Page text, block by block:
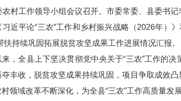
村工作领导小组会议召开。市委常委、县委书记
近平论“三农”工作和乡村振兴战略（2026年）
扶持续巩固拓展脱贫攻坚成果工作进展情况汇报。
，全县上下坚决贯彻党中央关于“三农”工作的
丰收，脱贫攻坚成果持续巩固，项目争取成效
领域改革不断深化，为全县“三农”工作高质量发